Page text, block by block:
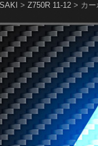
> Z750R 11-12 > カ